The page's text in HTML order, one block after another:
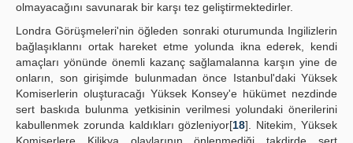
olmayacağını savunarak bir karşı tez geliştirmektedirler.
Londra Görüşmeleri'nin öğleden sonraki oturumunda Ingilizlerin
bağlaşıklannı ortak hareket etme yolunda ikna ederek, kendi
amaçları yönünde önemli kazanç sağlamalanna karşın yine de
onların, son girişimde bulunmadan önce Istanbul'daki Yüksek
Komiserlerin oluşturacağı Yüksek Konsey'e hükümet nezdinde
sert baskıda bulunma yetkisinin verilmesi yolundaki önerilerini
kabullenmek zorunda kaldıkları gözleniyor[18]. Nitekim, Yüksek